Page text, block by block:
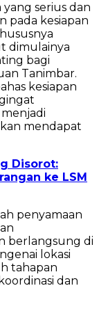
yang serius dan
pada kesiapan
dimulainya
bagi
Tanimbar.
kesiapan
mendapat
Disorot:
ke LSM
penyamaan
berlangsung di
lokasi
tahapan
dan